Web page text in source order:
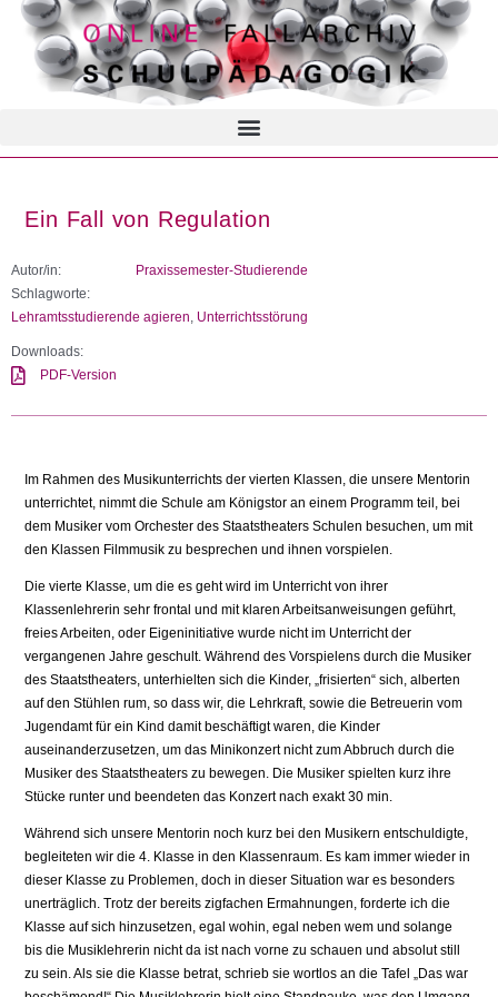
Ein Fall von Regulation
Autor/in:
Praxissemester-Studierende
Schlagworte:
Lehramtsstudierende agieren Unterrichtsstörung
Downloads:
PDF-Version
Im Rahmen des Musikunterrichts der vierten Klassen, die unsere Mentorin
unterrichtet, nimmt die Schule am Königstor an einem Programm teil, bei
dem Musiker vom Orchester des Staatstheaters Schulen besuchen, um mit
den Klassen Filmmusik zu besprechen und ihnen vorspielen.
Die vierte Klasse, um die es geht wird im Unterricht von ihrer
Klassenlehrerin sehr frontal und mit klaren Arbeitsanweisungen geführt,
freies Arbeiten, oder Eigeninitiative wurde nicht im Unterricht der
vergangenen Jahre geschult. Während des Vorspielens durch die Musiker
des Staatstheaters, unterhielten sich die Kinder, „frisierten“ sich, alberten
auf den Stühlen rum, so dass wir, die Lehrkraft, sowie die Betreuerin vom
Jugendamt für ein Kind damit beschäftigt waren, die Kinder
auseinanderzusetzen, um das Minikonzert nicht zum Abbruch durch die
Musiker des Staatstheaters zu bewegen. Die Musiker spielten kurz ihre
Stücke runter und beendeten das Konzert nach exakt 30 min.
Während sich unsere Mentorin noch kurz bei den Musikern entschuldigte,
begleiteten wir die 4. Klasse in den Klassenraum. Es kam immer wieder in
dieser Klasse zu Problemen, doch in dieser Situation war es besonders
unerträglich. Trotz der bereits zigfachen Ermahnungen, forderte ich die
Klasse auf sich hinzusetzen, egal wohin, egal neben wem und solange
bis die Musiklehrerin nicht da ist nach vorne zu schauen und absolut still
zu sein. Als sie die Klasse betrat, schrieb sie wortlos an die Tafel „Das war